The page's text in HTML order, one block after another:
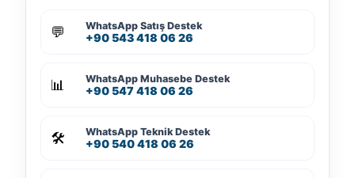
💬 WhatsApp Satış Destek
+90 543 418 06 26
📊 WhatsApp Muhasebe Destek
+90 547 418 06 26
🛠️ WhatsApp Teknik Destek
+90 540 418 06 26